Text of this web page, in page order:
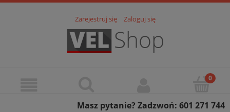
Zarejestruj się Zaloguj się
Masz pytanie? Zadzwoń: 601 271 744